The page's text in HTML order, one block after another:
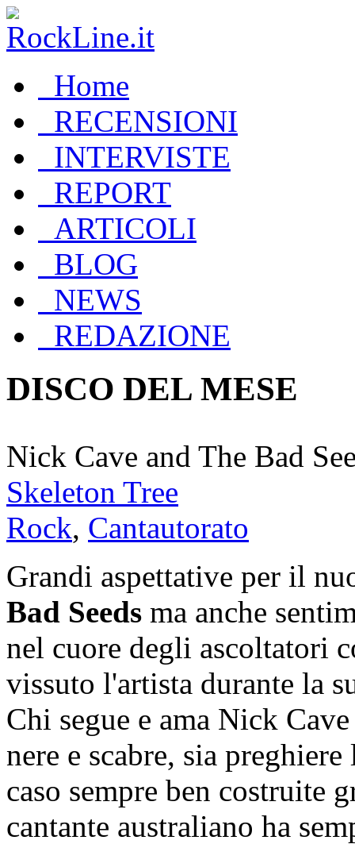
Home
RECENSIONI
INTERVISTE
REPORT
ARTICOLI
BLOG
NEWS
REDAZIONE
DISCO DEL MESE
Nick Cave and The Bad
Skeleton Tree
Rock, Cantautorato
Grandi aspettative per il
Bad Seeds ma anche
nel cuore degli ascoltatori
vissuto l'artista durante la
Chi segue e ama Nick
nere e scabre, sia
caso sempre ben costruite
cantante australiano ha